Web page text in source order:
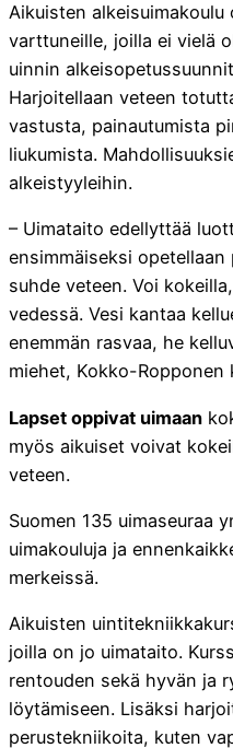
Aikuisten
varttuneille, joilla ei vielä
uinnin
Harjoitellaan veteen
vastusta, painautumista
liukumista.
alkeistyyleihin.
– Uimataito edellyttää
ensimmäiseksi opetellaan
suhde veteen. Voi
vedessä. Vesi kantaa
enemmän rasvaa, he
miehet, Kokko-Ropponen
Lapset oppivat uimaan
myös aikuiset voivat
veteen.
Suomen 135 uimaseuraa
uimakouluja ja
merkeissä.
Aikuisten
joilla on jo uimataito.
rentouden sekä hyvän ja
löytämiseen. Lisäksi
perustekniikoita, kuten